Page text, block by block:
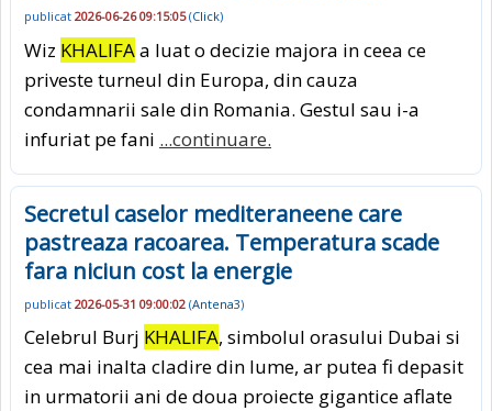
publicat 2026-06-26 09:15:05(Click)
Wiz KHALIFAa luat o decizie majora in ceea ce
priveste turneul din Europa, din cauza
condamnarii sale din Romania. Gestul sau i-a
infuriat pe fani ...continuare.
Secretul caselor mediteraneene care
pastreaza racoarea. Temperatura scade
fara niciun cost la energie
publicat 2026-05-31 09:00:02 (Antena3)
Celebrul Burj KHALIFA, simbolul orasului Dubai si
cea mai inalta cladire din lume, ar putea fi depasit
in urmatorii ani de doua proiecte gigantice aflate